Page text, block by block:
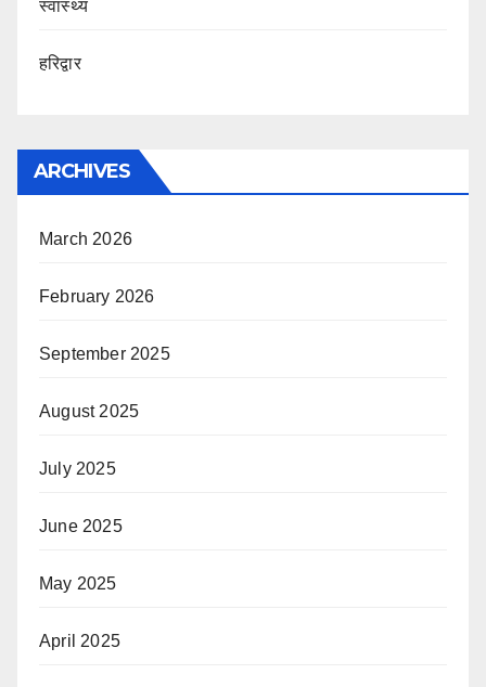
स्वास्थ्य
हरिद्वार
ARCHIVES
March 2026
February 2026
September 2025
August 2025
July 2025
June 2025
May 2025
April 2025